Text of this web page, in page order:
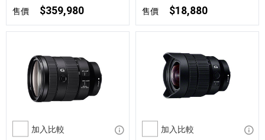
售價 $359,980 售價 $18,880
加入比較 顯示資訊 加入比較 顯示